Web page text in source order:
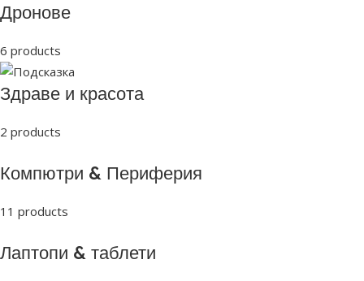
Дронове
6 products
Здраве и красота
2 products
Компютри & Периферия
11 products
Лаптопи & таблети